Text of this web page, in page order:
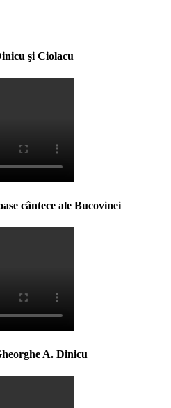
şi Ciolacu
cântece ale Bucovinei
A. Dinicu